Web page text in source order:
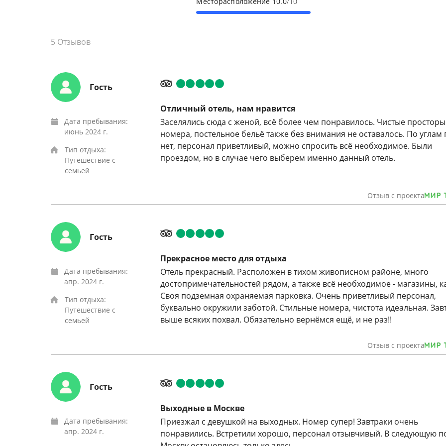
5 Отзывов
Гость
Дата пребывания:
июнь 2024 г.
Тип отдыха:
Путешествие с
семьей
Отличный отель, нам нравится
Заселялись сюда с женой, всё более чем понравилось. Чистые
номера, постельное бельё также без внимания не оставалось. По углам
нет, персонал приветливый, можно спросить всё необходимое. Были
проездом, но в случае чего выберем именно данный отель.
Отзыв с проекта
Гость
Дата пребывания:
апр. 2024 г.
Тип отдыха:
Путешествие с
семьей
Прекрасное место для отдыха
Отель прекрасный. Расположен в тихом живописном районе, много
достопримечательностей рядом, а также всё необходимое - магазины,
Своя подземная охраняемая парковка. Очень приветливый персонал,
буквально окружили заботой. Стильные номера, чистота идеальная.
выше всяких похвал. Обязательно вернёмся ещё, и не раз!!
Отзыв с проекта
Гость
Дата пребывания:
апр. 2024 г.
Выходные в Москве
Приезжал с девушкой на выходных. Номер супер! Завтраки очень
понравились. Встретили хорошо, персонал отзывчивый. В следующую